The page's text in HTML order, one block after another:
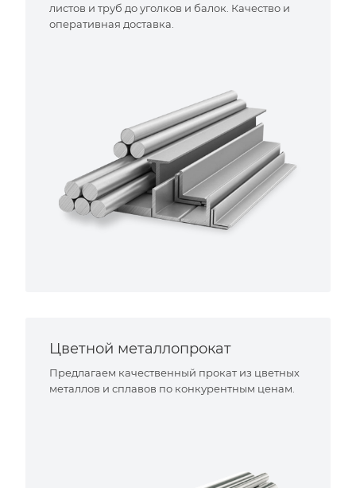
листов и труб до уголков и балок. Качество и
оперативная доставка.
Цветной металлопрокат
Предлагаем качественный прокат из цветных
металлов и сплавов по конкурентным ценам.